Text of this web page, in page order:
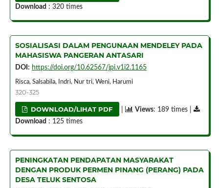
Download : 320 times
SOSIALISASI DALAM PENGUNAAN MENDELEY PADA
MAHASISWA PANGERAN ANTASARI
DOI: https://doi.org/10.62567/jpi.v1i2.1165
Risca, Salsabila, Indri, Nur tri, Weni, Harumi
320-325
DOWNLOAD/LIHAT PDF Views: 189 times |
Download : 125 times
PENINGKATAN PENDAPATAN MASYARAKAT
DENGAN PRODUK PERMEN PINANG (PERANG) PADA
DESA TELUK SENTOSA